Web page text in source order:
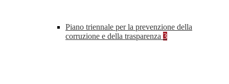
Piano triennale per la prevenzione della
corruzione e della trasparenza 3